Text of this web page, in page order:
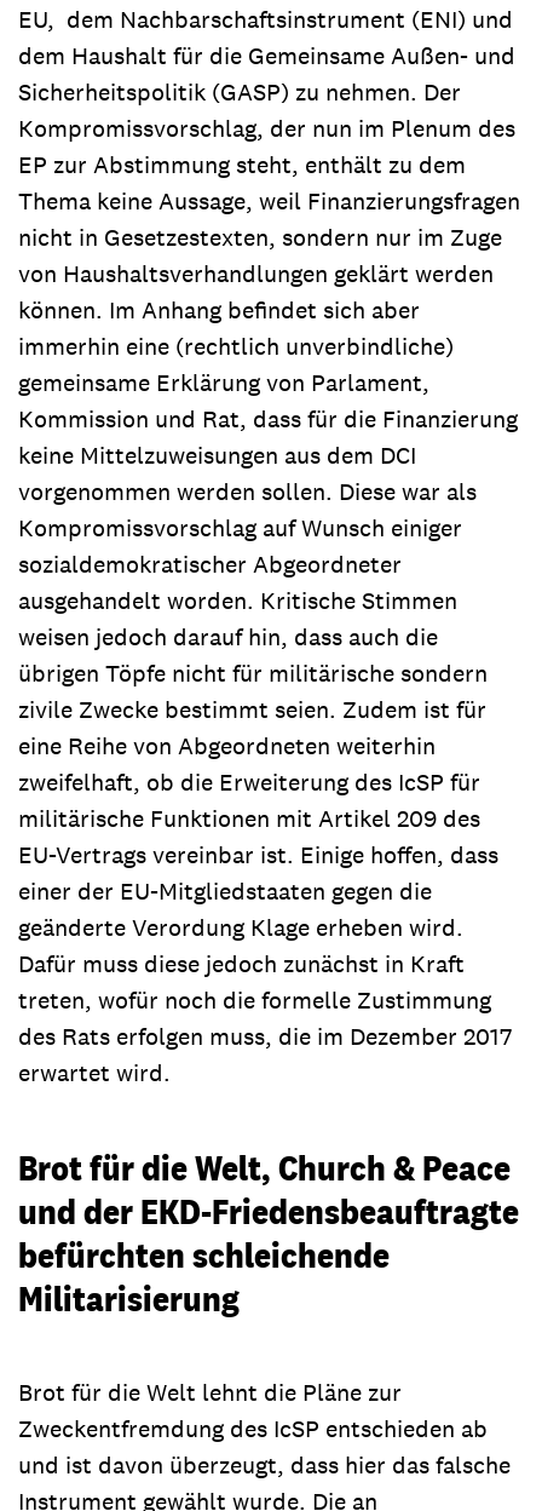
EU, dem Nachbarschafts­instrument (ENI) und
dem Haushalt für die Gemeinsame Außen- und
Sicher­heitspolitik (GASP) zu nehmen. Der
Kompromissvorschlag, der nun im Plenum des
EP zur Abstimmung steht, enthält zu dem
Thema keine Aussage, weil Finan­zierungsfragen
nicht in Gesetzestexten, sondern nur im Zuge
von Haushalts­verhand­lungen geklärt werden
können. Im Anhang befindet sich aber
immerhin eine (rechtlich unverbindliche)
gemeinsame Erklärung von Parlament,
Kommission und Rat, dass für die Finanzierung
keine Mittelzuweisungen aus dem DCI
vorgenommen werden sollen. Diese war als
Kompromissvorschlag auf Wunsch einiger
sozialdemokratischer Abgeordneter
ausgehandelt worden. Kritische Stimmen
weisen jedoch darauf hin, dass auch die
übrigen Töpfe nicht für militärische sondern
zivile Zwecke bestimmt seien. Zudem ist für
eine Reihe von Abgeordneten weiterhin
zweifelhaft, ob die Erweiterung des IcSP für
militärische Funktionen mit Artikel 209 des
EU-Vertrags vereinbar ist. Einige hoffen, dass
einer der EU-Mitgliedstaaten gegen die
geänderte Verordung Klage erheben wird.
Dafür muss diese jedoch zunächst in Kraft
treten, wofür noch die formelle Zustimmung
des Rats erfolgen muss, die im Dezember 2017
erwartet wird.
Brot für die Welt, Church & Peace
und der EKD-Friedensbeauftragte
befürchten schleichende
Militarisierung
Brot für die Welt lehnt die Pläne zur
Zweckentfremdung des IcSP entschieden ab
und ist davon überzeugt, dass hier das falsche
Instrument gewählt wurde. Die an